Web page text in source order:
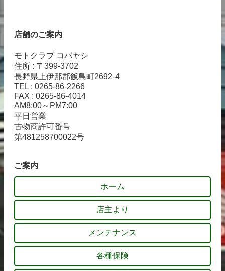
店舗のご案内
モトクラブ コバヤシ
住所 : 〒399-3702
長野県上伊那郡飯島町2692-4
TEL : 0265-86-2266
FAX : 0265-86-4014
AM8:00～PM7:00
平日営業
古物商許可番号
第481258700022号
ご案内
ホーム
店主より
メンテナンス
各種保険